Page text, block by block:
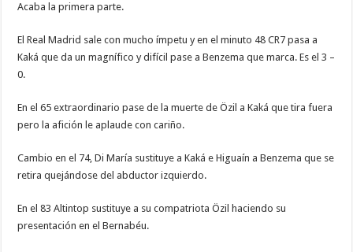
Acaba la primera parte.
El Real Madrid sale con mucho ímpetu y en el minuto 48 CR7 pasa a
Kaká que da un magnífico y difícil pase a Benzema que marca. Es el 3 –
0.
En el 65 extraordinario pase de la muerte de Özil a Kaká que tira fuera
pero la afición le aplaude con cariño.
Cambio en el 74, Di María sustituye a Kaká e Higuaín a Benzema que se
retira quejándose del abductor izquierdo.
En el 83 Altintop sustituye a su compatriota Özil haciendo su
presentación en el Bernabéu.